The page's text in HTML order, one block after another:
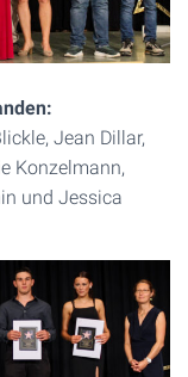
Jean Dillar,
Konzelmann,
und Jessica